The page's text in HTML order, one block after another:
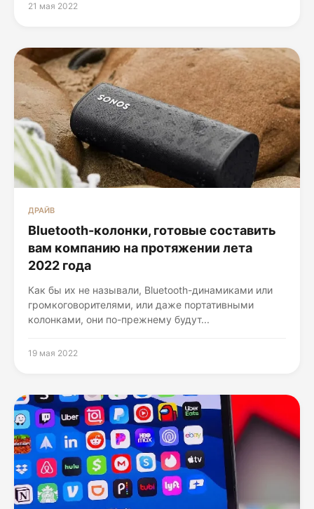
21 мая 2022
ДРАЙВ
Bluetooth-колонки, готовые составить
вам компанию на протяжении лета
2022 года
Как бы их не называли, Bluetooth-динамиками или
громкоговорителями, или даже портативными
колонками, они по-прежнему будут...
19 мая 2022